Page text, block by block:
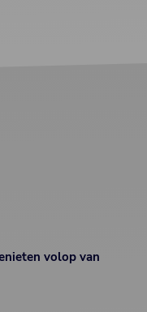
volop van